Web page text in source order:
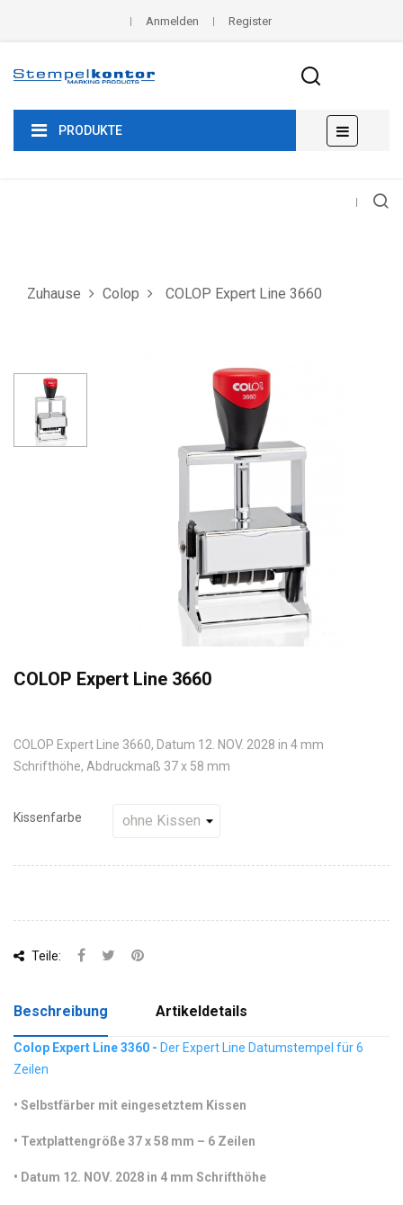
Anmelden Register
PRODUKTE
der
☰
Zuhause Colop COLOP Expert Line 3660
COLOP Expert Line 3660
COLOP Expert Line 3660, Datum 12. NOV. 2028 in 4 mm
Schrifthöhe, Abdruckmaß 37 x 58 mm
Kissenfarbe
Teile:
Beschreibung Artikeldetails
Colop Expert Line 3360 - Der Expert Line Datumstempel für 6
Zeilen
• Selbstfärber mit eingesetztem Kissen
• Textplattengröße 37 x 58 mm – 6 Zeilen
• Datum 12. NOV. 2028 in 4 mm Schrifthöhe